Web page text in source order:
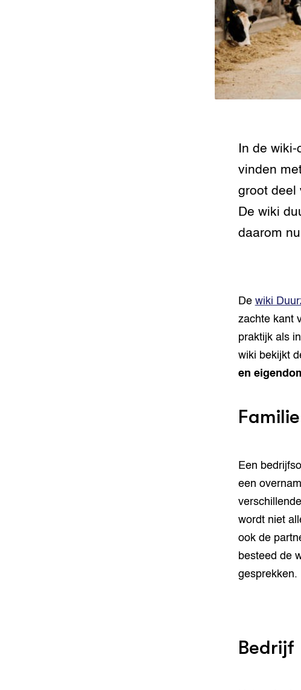
Foodsector
Groen, grond
Varkenshouderij
Integraal
EURCAW-Pigs
Groenpact
Technologie
CoE Groen
Plantaardige
In de
vinden
groot deel
De wiki
daarom
De wiki
zachte kant
praktijk als
wiki bekijkt
en
Familie
Een
een
wordt niet
ook de
besteed de
gesprekken.
Bedrijf